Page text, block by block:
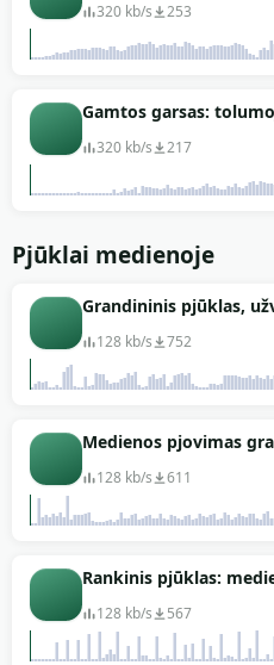
320 kb/s 253
Gamtos garsas:
320 kb/s 217
Pjūklai medienoje
Grandininis pjūklas,
128 kb/s 752
Medienos pjovimas
128 kb/s 611
Rankinis pjūklas:
128 kb/s 567